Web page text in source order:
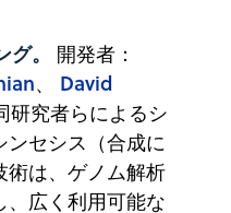
。 開発者：
、 David
研究者らによるシ
ンセシス（合成に
術は、ゲノム解析
、広く利用可能な